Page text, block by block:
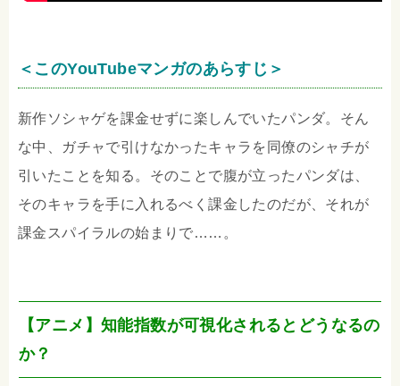
＜このYouTubeマンガのあらすじ＞
新作ソシャゲを課金せずに楽しんでいたパンダ。そん
な中、ガチャで引けなかったキャラを同僚のシャチが
引いたことを知る。そのことで腹が立ったパンダは、
そのキャラを手に入れるべく課金したのだが、それが
課金スパイラルの始まりで……。
【アニメ】知能指数が可視化されるとどうなるの
か？